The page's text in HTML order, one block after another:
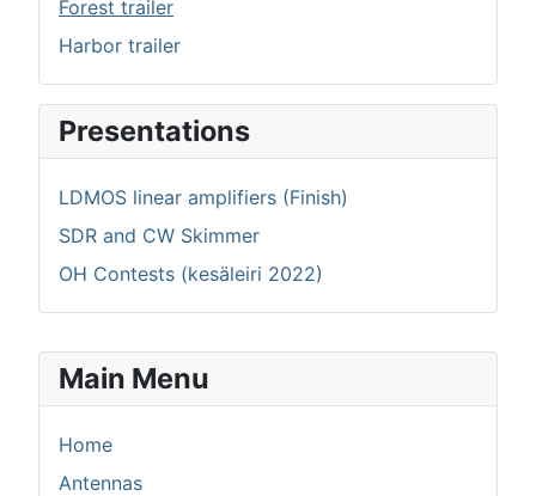
Main Menu
Home
Antennas
Forest trailer
Harbor trailer
Presentations
LDMOS linear amplifiers (Finish)
SDR and CW Skimmer
OH Contests (kesäleiri 2022)